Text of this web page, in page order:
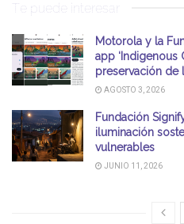
Te puede interesar
Motorola y la
app ‘Indigenous
preservación de
AGOSTO 3, 2026
Fundación
iluminación
vulnerables
JUNIO 11, 2026